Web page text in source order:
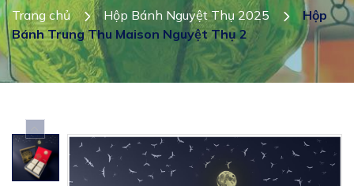
Trang chủ Hộp Bánh Nguyệt Thụ 2025
Hộp
Bánh Trung Thu Maison Nguyệt Thụ 2